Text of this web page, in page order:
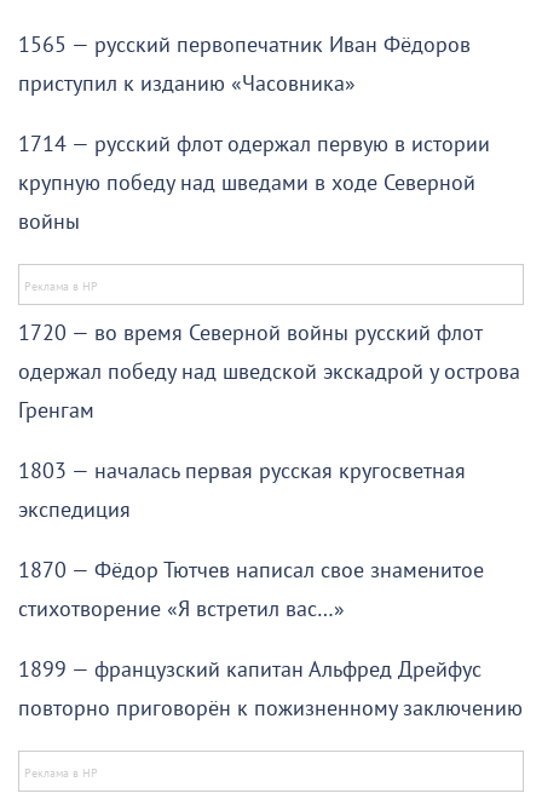
1565 — русский первопечатник Иван Фёдоров
приступил к изданию «Часовника»
1714 — русский флот одержал первую в истории
крупную победу над шведами в ходе Северной
войны
1720 — во время Северной войны русский флот
одержал победу над шведской экскадрой у острова
Гренгам
1803 — началась первая русская кругосветная
экспедиция
1870 — Фёдор Тютчев написал свое знаменитое
стихотворение «Я встретил вас…»
1899 — французский капитан Альфред Дрейфус
повторно приговорён к пожизненному заключению